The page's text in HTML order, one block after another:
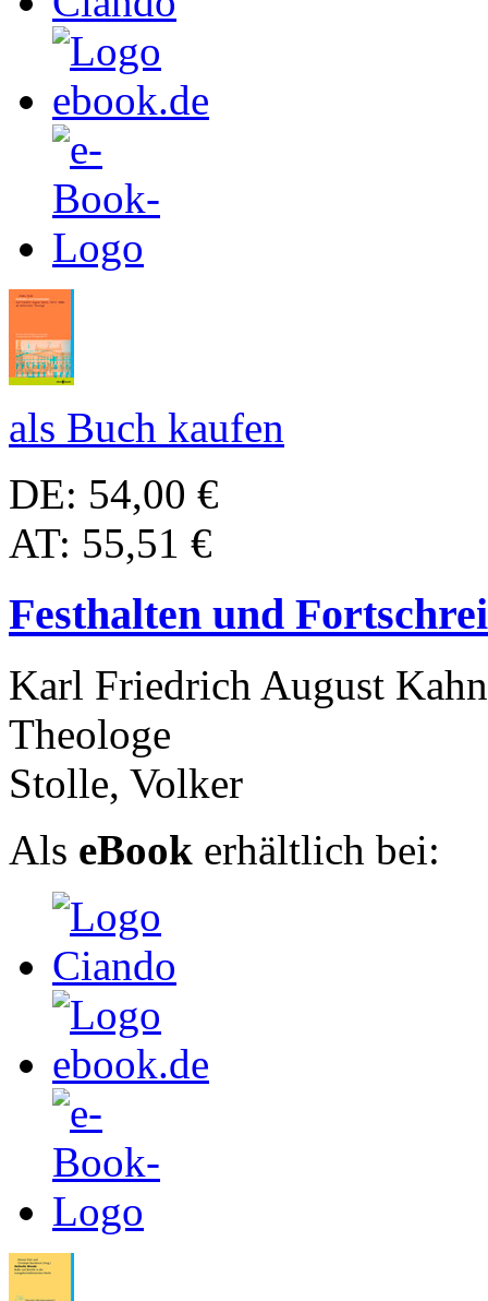
als Buch kaufen
DE: 54,00 €
AT: 55,51 €
Festhalten und
Karl Friedrich August
Theologe
Stolle, Volker
Als eBook erhältlich bei: